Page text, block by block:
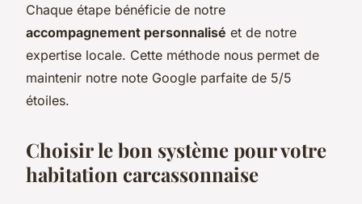
Chaque étape bénéficie de notre
accompagnement personnalisé et de notre
expertise locale. Cette méthode nous permet de
maintenir notre note Google parfaite de 5/5
étoiles.
Choisir le bon système pour votre
habitation carcassonnaise